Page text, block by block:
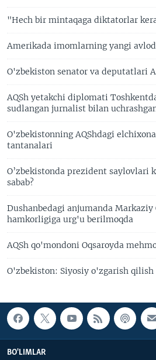
"Hech bir mintaqaga diktatorlar
Amerikada imomlarning yangi
O'zbekiston senator va deputatlari
AQSh yetakchi diplomati
sudlangan jurnalist bilan
O'zbekistonning AQShdagi
tantanalari
O’zbekistonda prezident
sabab?
Dushanbedagi anjumanda
hamkorligiga urg'u berilmoqda
AQSh qo'mondoni Oqsaroyda
O'zbekiston: Siyosiy o'zgarish
BO'LIMLAR